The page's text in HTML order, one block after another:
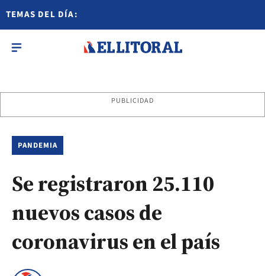
TEMAS DEL DÍA:
PUBLICIDAD
PANDEMIA
Se registraron 25.110
nuevos casos de
coronavirus en el país